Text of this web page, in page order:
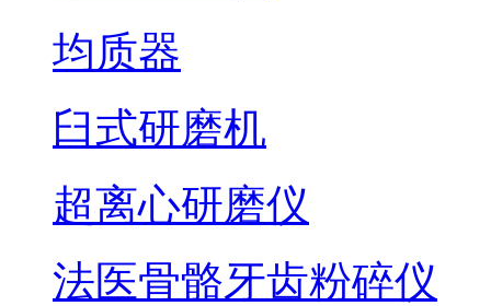
均质器
臼式研磨机
超离心研磨仪
法医骨骼牙齿粉碎仪